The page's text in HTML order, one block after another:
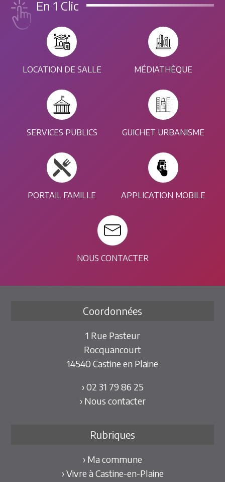
En 1 Clic
LOCATION DE SALLE MÉDIATHÈQUE
SERVICES PUBLICS GUICHET URBANISME
PORTAIL FAMILLE APPLICATION MOBILE
NOUS CONTACTER
Coordonnées
1 Rue Pasteur
Rocquancourt
14540 Castine en Plaine
› 02 31 79 86 25
› Nous contacter
Rubriques
› Ma commune
› Vivre à Castine-en-Plaine